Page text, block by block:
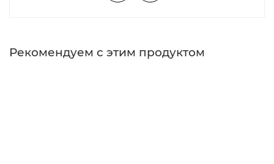
Рекомендуем с этим продуктом